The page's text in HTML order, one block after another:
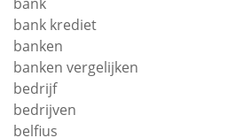
bank krediet
banken
banken vergelijken
bedrijf
bedrijven
belfius